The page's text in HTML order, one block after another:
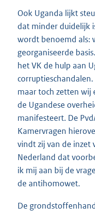
Ook Uganda lijkt
dat minder duidelijk
wordt benoemd als:
georganiseerde
het VK de hulp aan
maar toch zetten wij
de Ugandese
manifesteert. De
Kamervragen
vindt zij van de inzet
Nederland dat
ik mij aan bij de
de antihomowet.
De